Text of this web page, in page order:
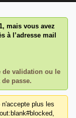
mais vous avez
à l’adresse mail
de validation ou le
passe.
plus les